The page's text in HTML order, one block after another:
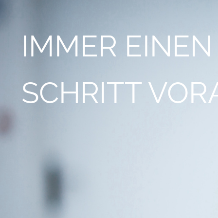
IMMER EINEN
SCHRITT